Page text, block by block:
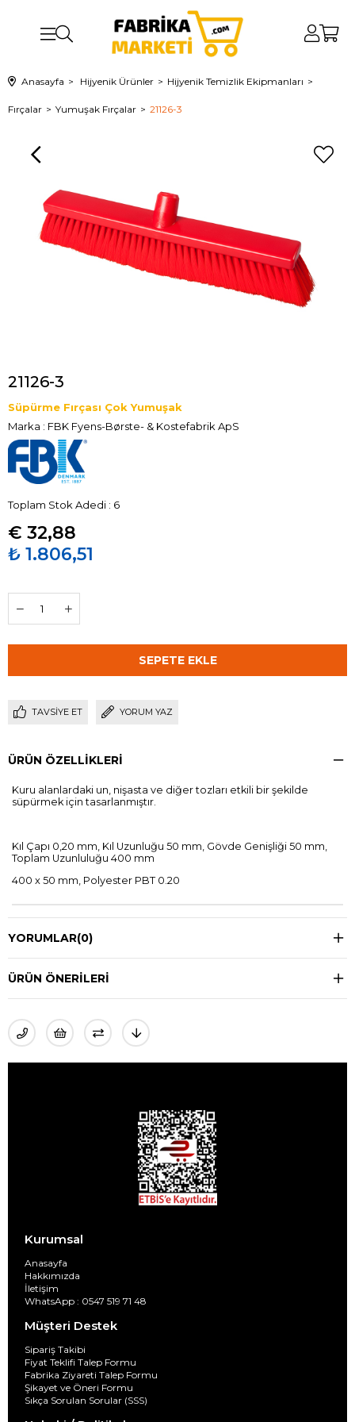
Anasayfa Hijyenik Ürünler Hijyenik Temizlik Ekipmanları
Fırçalar Yumuşak Fırçalar 21126-3
21126-3
Süpürme Fırçası Çok Yumuşak
Marka : FBK Fyens-Børste- & Kostefabrik ApS
Toplam Stok Adedi : 6
€ 32,88
₺ 1.806,51
TAVSIYE ET YORUM YAZ
ÜRÜN ÖZELLIKLERI
Kuru alanlardaki un, nişasta ve diğer tozları etkili bir şekilde
süpürmek için tasarlanmıştır.
Kıl Çapı 0,20 mm, Kıl Uzunluğu 50 mm, Gövde Genişliği 50 mm,
Toplam Uzunluluğu 400 mm
400 x 50 mm, Polyester PBT 0.20
YORUMLAR(0)
ÜRÜN ÖNERILERI
Kurumsal
Anasayfa
Hakkımızda
İletişim
WhatsApp : 0547 519 71 48
Müşteri Destek
Sipariş Takibi
Fiyat Teklifi Talep Formu
Fabrika Ziyareti Talep Formu
Şikayet ve Öneri Formu
Sıkça Sorulan Sorular (SSS)